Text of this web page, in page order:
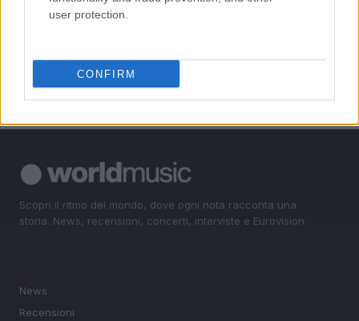
user protection.
CONFIRM
Mags
Scopri il ritmo del mondo, dove ogni nota racconta una
storia. News, recensioni, concerti, interviste e Eurovision.
News
Recensioni